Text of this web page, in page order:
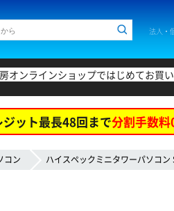
法人・
オンラインショップではじめてお買
ット最長48回まで分割手数料
コン ハイスペックミニタワーパソコン